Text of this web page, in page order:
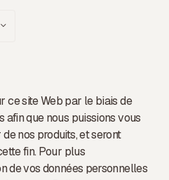
ce site Web par le biais de
que nous puissions vous
nos produits, et seront
fin. Pour plus
de vos données personnelles